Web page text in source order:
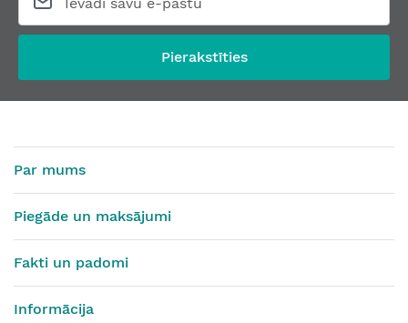
No 88,94 €
No
Pierakstīties
Par mums
Piegāde un maksājumi
Fakti un padomi
Informācija